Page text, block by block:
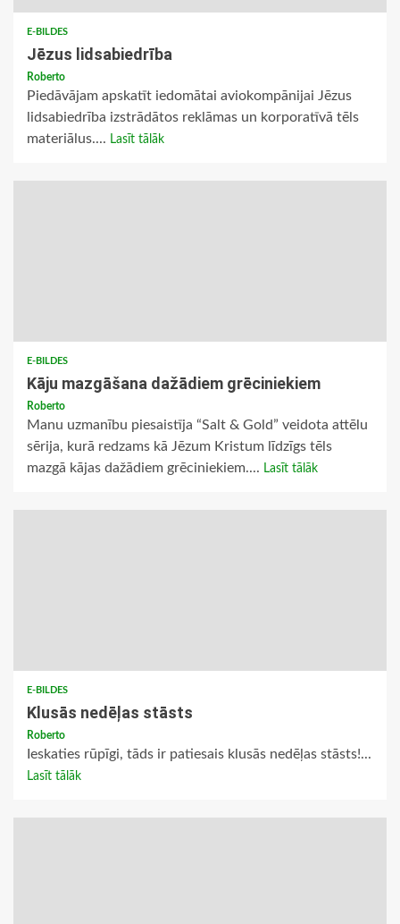
E-BILDES
Jēzus lidsabiedrība
Roberto
Piedāvājam apskatīt iedomātai aviokompānijai Jēzus
lidsabiedrība izstrādātos reklāmas un korporatīvā tēls
materiālus.... Lasīt tālāk
E-BILDES
Kāju mazgāšana dažādiem grēciniekiem
Roberto
Manu uzmanību piesaistīja “Salt & Gold” veidota attēlu
sērija, kurā redzams kā Jēzum Kristum līdzīgs tēls
mazgā kājas dažādiem grēciniekiem.... Lasīt tālāk
E-BILDES
Klusās nedēļas stāsts
Roberto
Ieskaties rūpīgi, tāds ir patiesais klusās nedēļas stāsts!...
Lasīt tālāk